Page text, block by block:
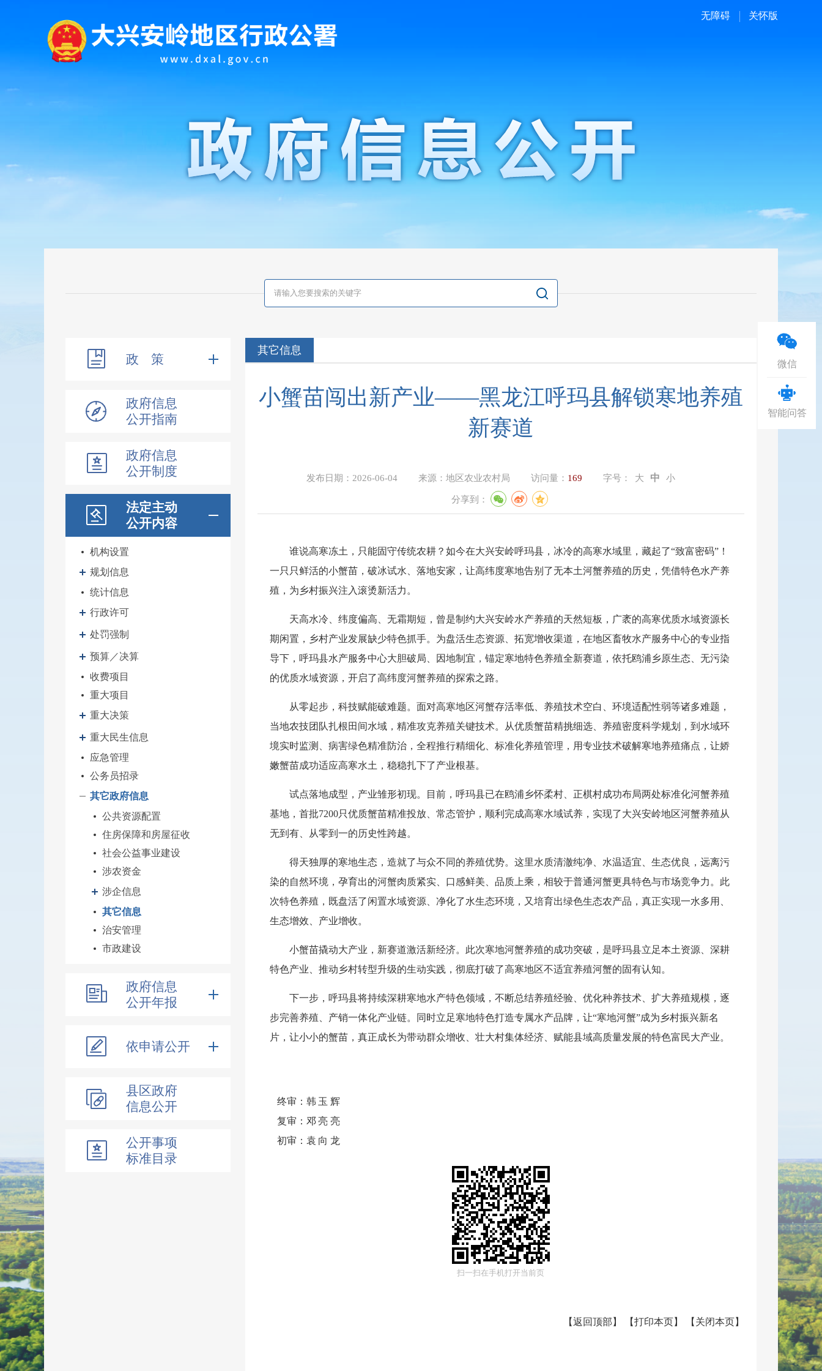
无障碍 关怀版
政 策
政府信息
公开指南
政府信息
公开制度
法定主动
公开内容
机构设置
规划信息
统计信息
行政许可
处罚强制
预算／决算
收费项目
重大项目
重大决策
重大民生信息
应急管理
公务员招录
其它政府信息
公共资源配置
住房保障和房屋征收
社会公益事业建设
涉农资金
涉企信息
其它信息
治安管理
市政建设
政府信息
公开年报
依申请公开
县区政府
信息公开
公开事项
标准目录
其它信息
小蟹苗闯出新产业——黑龙江呼玛县解锁寒地养殖
新赛道
发布日期： 2026-06-04 来源： 地区农业农村局 访问量： 169 字号： 大 中 小
分享到：
谁说高寒冻土，只能固守传统农耕？如今在大兴安岭呼玛县，冰冷的高寒水域里，藏起了“致富密码”！
一只只鲜活的小蟹苗，破冰试水、落地安家，让高纬度寒地告别了无本土河蟹养殖的历史，凭借特色水产养
殖，为乡村振兴注入滚烫新活力。
天高水冷、纬度偏高、无霜期短，曾是制约大兴安岭水产养殖的天然短板，广袤的高寒优质水域资源长
期闲置，乡村产业发展缺少特色抓手。为盘活生态资源、拓宽增收渠道，在地区畜牧水产服务中心的专业指
导下，呼玛县水产服务中心大胆破局、因地制宜，锚定寒地特色养殖全新赛道，依托鸥浦乡原生态、无污染
的优质水域资源，开启了高纬度河蟹养殖的探索之路。
从零起步，科技赋能破难题。面对高寒地区河蟹存活率低、养殖技术空白、环境适配性弱等诸多难题，
当地农技团队扎根田间水域，精准攻克养殖关键技术。从优质蟹苗精挑细选、养殖密度科学规划，到水域环
境实时监测、病害绿色精准防治，全程推行精细化、标准化养殖管理，用专业技术破解寒地养殖痛点，让娇
嫩蟹苗成功适应高寒水土，稳稳扎下了产业根基。
试点落地成型，产业雏形初现。目前，呼玛县已在鸥浦乡怀柔村、正棋村成功布局两处标准化河蟹养殖
基地，首批7200只优质蟹苗精准投放、常态管护，顺利完成高寒水域试养，实现了大兴安岭地区河蟹养殖从
无到有、从零到一的历史性跨越。
得天独厚的寒地生态，造就了与众不同的养殖优势。这里水质清澈纯净、水温适宜、生态优良，远离污
染的自然环境，孕育出的河蟹肉质紧实、口感鲜美、品质上乘，相较于普通河蟹更具特色与市场竞争力。此
次特色养殖，既盘活了闲置水域资源、净化了水生态环境，又培育出绿色生态农产品，真正实现一水多用、
生态增效、产业增收。
小蟹苗撬动大产业，新赛道激活新经济。此次寒地河蟹养殖的成功突破，是呼玛县立足本土资源、深耕
特色产业、推动乡村转型升级的生动实践，彻底打破了高寒地区不适宜养殖河蟹的固有认知。
下一步，呼玛县将持续深耕寒地水产特色领域，不断总结养殖经验、优化种养技术、扩大养殖规模，逐
步完善养殖、产销一体化产业链。同时立足寒地特色打造专属水产品牌，让“寒地河蟹”成为乡村振兴新名
片，让小小的蟹苗，真正成长为带动群众增收、壮大村集体经济、赋能县域高质量发展的特色富民大产业。
终审： 韩玉辉
复审： 邓亮亮
初审： 袁向龙
扫一扫在手机打开当前页
【返回顶部 】 【打印本页】 【 关闭本页】
微信
智能问答